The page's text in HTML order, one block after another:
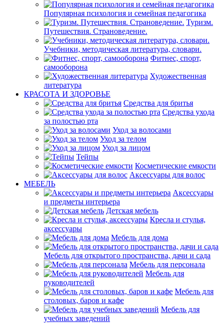
Популярная психология и семейная педагогика
Туризм.
Путешествия. Страноведение.
Учебники, методическая литература, словари.
Фитнес, спорт,
самооборона
Художественная
литература
КРАСОТА И ЗДОРОВЬЕ
Средства для бритья
Средства ухода
за полостью рта
Уход за волосами
Уход за телом
Уход за лицом
Тейпы
Косметические емкости
Аксессуары для волос
МЕБЕЛЬ
Аксессуары
и предметы интерьера
Детская мебель
Кресла и стулья,
аксессуары
Мебель для дома
Мебель для открытого пространства, дачи и сада
Мебель для персонала
Мебель для
руководителей
Мебель для
столовых, баров и кафе
Мебель для
учебных заведений